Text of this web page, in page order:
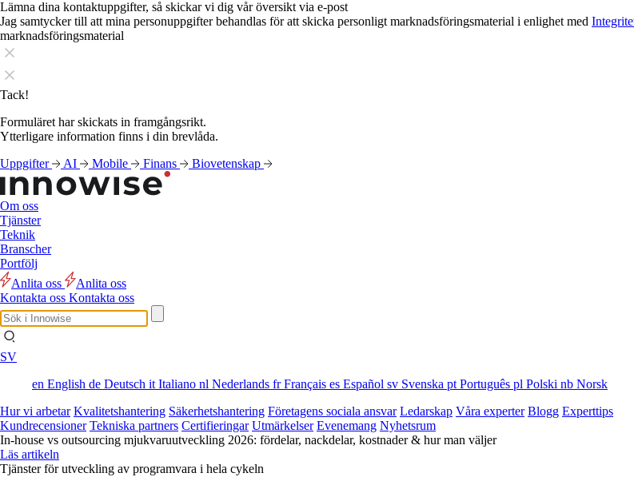
Lämna dina kontaktuppgifter, så skickar vi dig vår översikt via e-post
Jag samtycker till att mina personuppgifter behandlas för att skicka personligt marknadsföringsmaterial i enlighet med
marknadsföringsmaterial
Tack!
Formuläret har skickats in framgångsrikt.
Ytterligare information finns i din brevlåda.
Uppgifter
AI Mobile Finans Biovetenskap
Om oss
Tjänster
Teknik
Branscher
Portfölj
Anlita oss
Anlita oss
Kontakta oss Kontakta oss
SV
en English de Deutsch it Italiano nl Nederlands frFrançais es Español sv Svenska pt Português pl Polski nb Norsk
Hur vi arbetar Kvalitetshantering Säkerhetshantering Företagens sociala ansvar Ledarskap Våra experter Blogg Experttips
Kundrecensioner Tekniska partners Certifieringar Utmärkelser Evenemang Nyhetsrum
In-house vs outsourcing mjukvaruutveckling 2026: fördelar, nackdelar, kostnader & hur man väljer
Läs artikeln
Tjänster för utveckling av programvara i hela cykeln